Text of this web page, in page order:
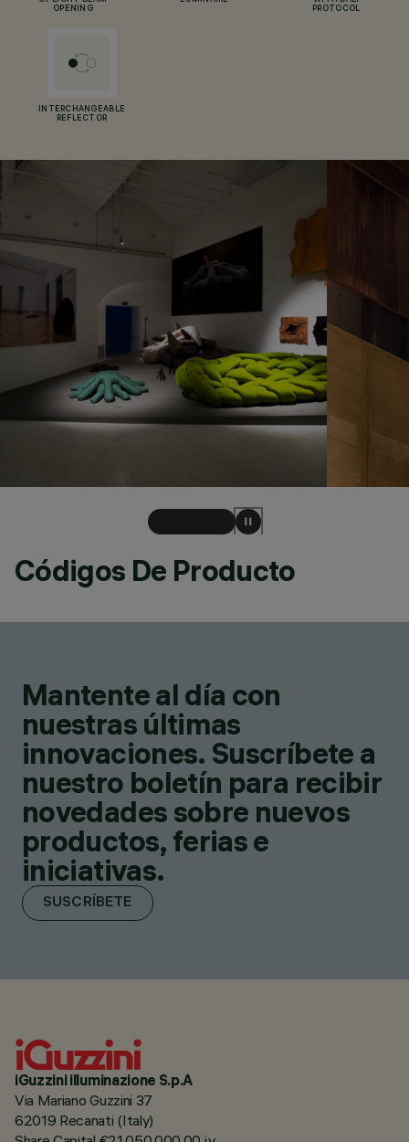
OPENING
PROTOCOL
INTERCHANGEABLE
REFLECTOR
Códigos De Producto
Mantente al día con
nuestras últimas
innovaciones. Suscríbete a
nuestro boletín para recibir
novedades sobre nuevos
productos, ferias e
iniciativas.
SUSCRÍBETE
iGuzzini illuminazione S.p.A
Via Mariano Guzzini 37
62019 Recanati (Italy)